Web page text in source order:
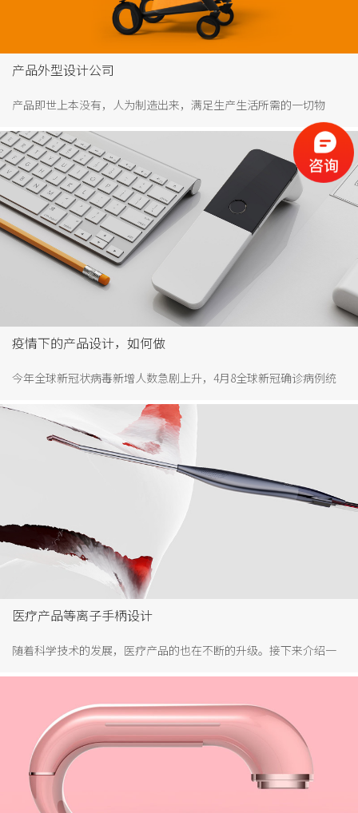
产品外型设计公司
产品即世上本没有，人为制造出来，满足生产生活所需的一切物
品。产品外型设计是对产品外轮廓、型体上的设计。外型有不同的
视觉感，比如说方形给人正气，大大方方的视觉感；圆形给人圆
满，和谐的视觉感；三角形给人凌厉稳固的视觉感。方形，圆形，
三角形等也都是我们熟悉见得多的常规型，而生活中形体远远不止
这些，比如加利弗设计的“U”形美容仪，独一无二造型，识别度
强，在市场引起轰动。
疫情下的产品设计，如何做
今年全球新冠状病毒新增人数急剧上升，4月8全球新冠确诊病例统
疫物资告急，比如口罩，防护服，护目镜，手套等。防疫物质的设
计也成为当今疫情下热门设计，如何通过设计让防疫物质好用易防
医疗产品等离子手柄设计
随着科学技术的发展，医疗产品的也在不断的升级。接下来介绍一